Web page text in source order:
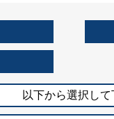
以下から選択し